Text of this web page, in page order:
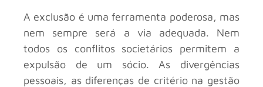
A exclusão é uma ferramenta poderosa, mas
nem sempre será a via adequada. Nem
todos os conflitos societários permitem a
expulsão de um sócio. As divergências
pessoais, as diferenças de critério na gestão